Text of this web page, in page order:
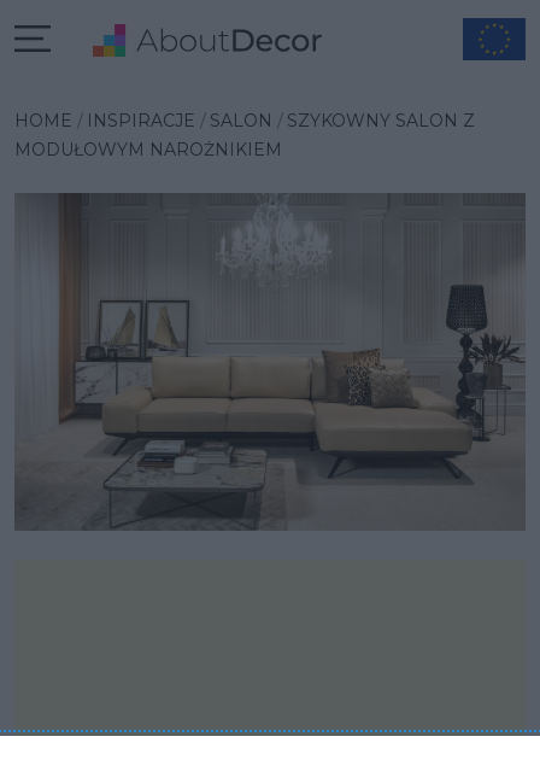
HOME INSPIRACJE SALON
SZYKOWNY SALON Z
MODUŁOWYM NAROŻNIKIEM